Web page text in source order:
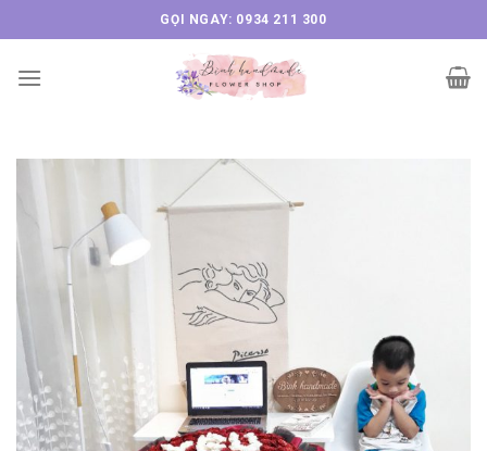
to
content
GỌI NGAY: 0934 211 300